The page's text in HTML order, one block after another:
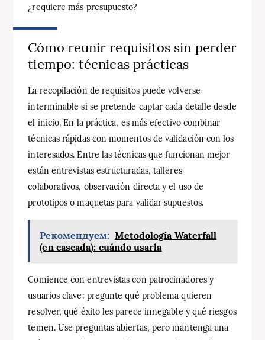
¿requiere más presupuesto?
Cómo reunir requisitos sin perder
tiempo: técnicas prácticas
La recopilación de requisitos puede volverse
interminable si se pretende captar cada detalle desde
el inicio. En la práctica, es más efectivo combinar
técnicas rápidas con momentos de validación con los
interesados. Entre las técnicas que funcionan mejor
están entrevistas estructuradas, talleres
colaborativos, observación directa y el uso de
prototipos o maquetas para validar supuestos.
Рекомендуем: Metodología Waterfall
(en cascada): cuándo usarla
Comience con entrevistas con patrocinadores y
usuarios clave: pregunte qué problema quieren
resolver, qué éxito les parece innegable y qué riesgos
temen. Use preguntas abiertas, pero mantenga una